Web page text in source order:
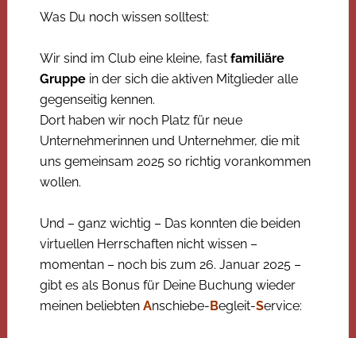
Was Du noch wissen solltest:
Wir sind im Club eine kleine, fast familiäre
Gruppein der sich die aktiven Mitglieder alle
gegenseitig kennen.
Dort haben wir noch Platz für neue
Unternehmerinnen und Unternehmer, die mit
uns gemeinsam 2025 so richtig vorankommen
wollen.
Und – ganz wichtig – Das konnten die beiden
virtuellen Herrschaften nicht wissen –
momentan – noch bis zum 26. Januar 2025 –
gibt es als Bonus für Deine Buchung wieder
meinen beliebten Anschiebe-Begleit-Service: